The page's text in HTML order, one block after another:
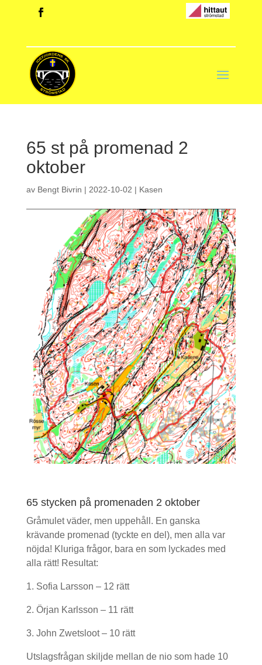
65 st på promenad 2
oktober
av Bengt Bivrin | 2022-10-02 | Kasen
65 stycken på promenaden 2 oktober
Gråmulet väder, men uppehåll. En ganska
krävande promenad (tyckte en del), men alla var
nöjda! Kluriga frågor, bara en som lyckades med
alla rätt! Resultat:
1. Sofia Larsson – 12 rätt
2. Örjan Karlsson – 11 rätt
3. John Zwetsloot – 10 rätt
Utslagsfrågan skiljde mellan de nio som hade 10